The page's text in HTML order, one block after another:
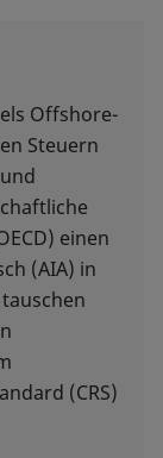
Offshore-
Steuern
einen
(AIA) in
(CRS)